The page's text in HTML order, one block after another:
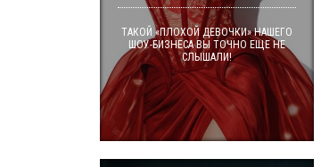
ТАКОЙ «ПЛОХОЙ ДЕВОЧКИ» НАШЕГО
ШОУ-БИЗНЕСА ВЫ ТОЧНО ЕЩЕ НЕ
СЛЫШАЛИ!